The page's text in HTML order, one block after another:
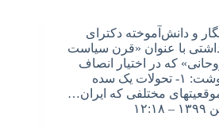
و دانش‌آموخته دکترای
با عنوان «قرن سیاست
که در اختیار انصاف
نیوز قرار داده است، نوشت: ۱- تحولات یک سده
مختلفی که ایران…